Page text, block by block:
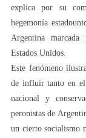
explica por su
hegemonía
Argentina
Estados Unidos.
Este fenómeno
de influir tanto en el
nacional y
peronistas de
un cierto socialismo